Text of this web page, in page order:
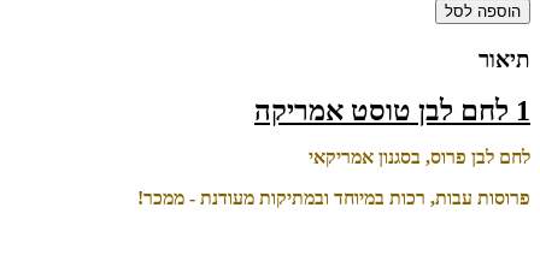
הוספה לסל
תיאור
1 לחם לבן טוסט אמריקה
לחם לבן פרוס, בסגנון אמריקאי
פרוסות עבות, רכות במיוחד ובמתיקות מעודנת - ממכר!